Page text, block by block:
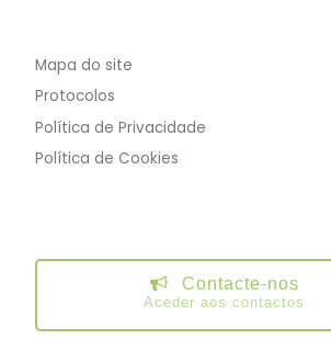
Mapa do site
Protocolos
Política de Privacidade
Política de Cookies
Contacte-nos
Aceder aos contactos